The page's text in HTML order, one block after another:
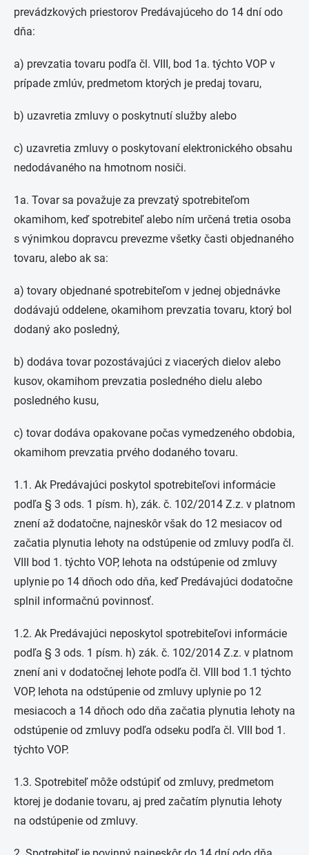
prevádzkových priestorov Predávajúceho do 14 dní odo
dňa:
a) prevzatia tovaru podľa čl. VIII, bod 1a. týchto VOP v
prípade zmlúv, predmetom ktorých je predaj tovaru,
b) uzavretia zmluvy o poskytnutí služby alebo
c) uzavretia zmluvy o poskytovaní elektronického obsahu
nedodávaného na hmotnom nosiči.
1a. Tovar sa považuje za prevzatý spotrebiteľom
okamihom, keď spotrebiteľ alebo ním určená tretia osoba
s výnimkou dopravcu prevezme všetky časti objednaného
tovaru, alebo ak sa:
a) tovary objednané spotrebiteľom v jednej objednávke
dodávajú oddelene, okamihom prevzatia tovaru, ktorý bol
dodaný ako posledný,
b) dodáva tovar pozostávajúci z viacerých dielov alebo
kusov, okamihom prevzatia posledného dielu alebo
posledného kusu,
c) tovar dodáva opakovane počas vymedzeného obdobia,
okamihom prevzatia prvého dodaného tovaru.
1.1. Ak Predávajúci poskytol spotrebiteľovi informácie
podľa § 3 ods. 1 písm. h), zák. č. 102/2014 Z.z. v platnom
znení až dodatočne, najneskôr však do 12 mesiacov od
začatia plynutia lehoty na odstúpenie od zmluvy podľa čl.
VIII bod 1. týchto VOP, lehota na odstúpenie od zmluvy
uplynie po 14 dňoch odo dňa, keď Predávajúci dodatočne
splnil informačnú povinnosť.
1.2. Ak Predávajúci neposkytol spotrebiteľovi informácie
podľa § 3 ods. 1 písm. h) zák. č. 102/2014 Z.z. v platnom
znení ani v dodatočnej lehote podľa čl. VIII bod 1.1 týchto
VOP, lehota na odstúpenie od zmluvy uplynie po 12
mesiacoch a 14 dňoch odo dňa začatia plynutia lehoty na
odstúpenie od zmluvy podľa odseku podľa čl. VIII bod 1.
týchto VOP.
1.3. Spotrebiteľ môže odstúpiť od zmluvy, predmetom
ktorej je dodanie tovaru, aj pred začatím plynutia lehoty
na odstúpenie od zmluvy.